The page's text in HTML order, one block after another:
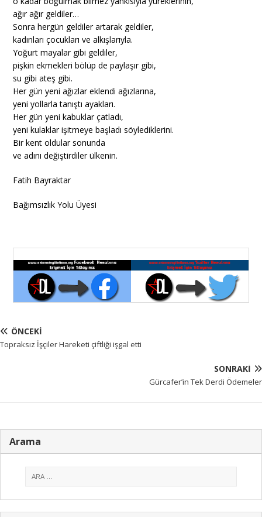
ağır ağır geldiler…
Sonra hergün geldiler artarak geldiler,
kadınları çocukları ve alkışlarıyla.
Yoğurt mayalar gibi geldiler,
pişkin ekmekleri bölüp de paylaşır gibi,
su gibi ateş gibi.
Her gün yeni ağızlar eklendi ağızlarına,
yeni yollarla tanıştı ayakları.
Her gün yeni kabuklar çatladı,
yeni kulaklar işitmeye başladı söylediklerini.
Bir kent oldular sonunda
ve adını değiştirdiler ülkenin.
Fatih Bayraktar
Bağımsızlık Yolu Üyesi
ÖNCEKI
Topraksız İşçiler Hareketi çiftliği işgal etti
SONRAKI
Gürcafer’in Tek Derdi Ödemeler
Arama